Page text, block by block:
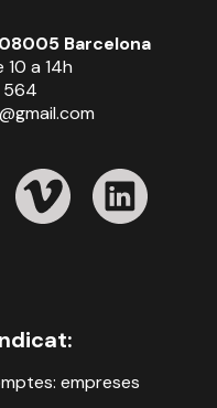
Barcelona
a 14h
564
empreses